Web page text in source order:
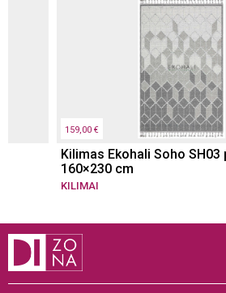
159,00 €
Kilimas Ekohali Soho SH03
160×230 cm
KILIMAI